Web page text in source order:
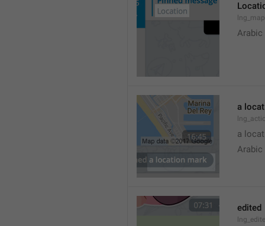
Arabic
a
a
Arabic
edited